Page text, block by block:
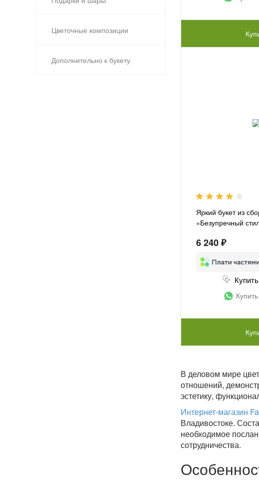
Цветочные композиции
Дополнительно к букету
Яркий букет из
«Безупречный
6 240 ₽
В деловом мире
отношений,
эстетику,
Интернет-магазин
Владивостоке.
необходимое
сотрудничества.